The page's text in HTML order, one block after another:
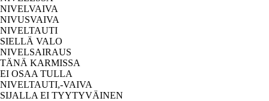
NIVELVAIVA
NIVUSVAIVA
NIVELTAUTI
SIELLÄ VALO
NIVELSAIRAUS
TÄNÄ KARMISSA
EI OSAA TULLA
NIVELTAUTI,-VAIVA
SIJALLA EI TYYTYVÄINEN